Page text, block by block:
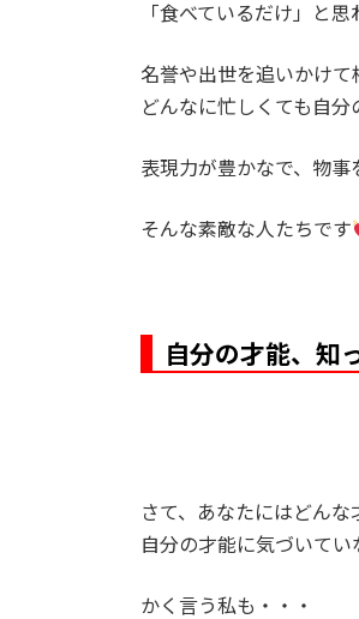
「食べているだけ」と
名誉や出世を追いかけて
どんなに忙しくても自
表現力が豊かなで、物
そんな素敵な人たちです
自分の才能、知
さて、あなたにはどんな
自分の才能に気づいて
かく言う私も・・・